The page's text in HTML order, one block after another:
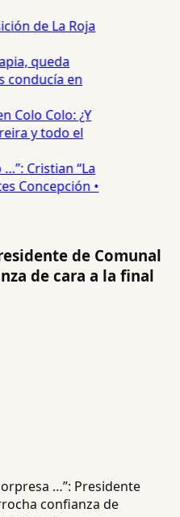
de La Roja
queda
conducía en
Colo Colo: ¿Y
y todo el
Cristian “La
Concepción •
de Comunal
de cara a la final